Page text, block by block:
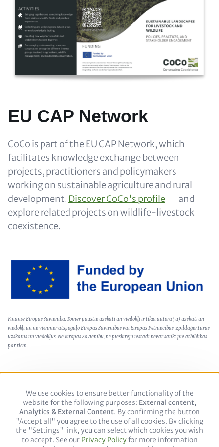
Content
EU CAP Network
CoCo is part of the EU CAP Network, which
facilitates knowledge exchange between
projects, practitioners and policymakers
working on sustainable agriculture and rural
development. Discover CoCo's profile
and
explore related projects on wildlife-livestock
coexistence.
Image
Text
(optional)
Finansē Eiropas Savienība. Tomēr paustie uzskati un viedokļi ir tikai autora(-u) uzskati un
viedokļi un ne vienmēr atspoguļo Eiropas Savienības vai Eiropas Pētniecības izpildaģentūras
uzskatus un viedokļus. Ne Eiropas Savienību, ne piešķīrēju iestādi nevar saukt pie atbildības
par tiem.
Footer
Datu aizsardzības politika Juridiskais paziņojums
Follow
Use
of
personal
data
and
cookies
We use cookies to ensure better functionality of the
website for the following purposes: External content,
Analytics & External Content. By confirming the button
"Accept all" you agree to the use of all cookies. By clicking
the "Settings" link, you can select which cookies you wish
to accept. See our Privacy Policyfor more information